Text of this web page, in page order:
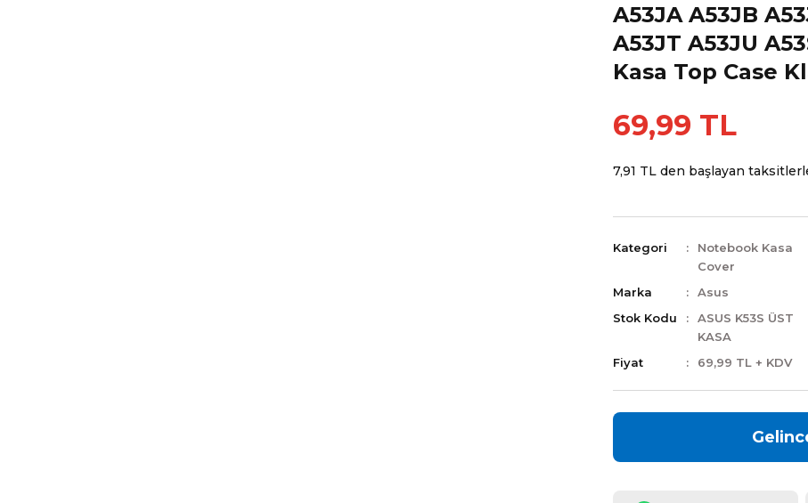
A53JA A53JB
A53JT A53JU
Kasa Top Case
69,99 TL
7,91 TL den başlayan
Kategori
Notebook Kasa
Cover
Marka
Asus
Stok Kodu
ASUS K53S ÜST
KASA
Fiyat
69,99 TL + KDV